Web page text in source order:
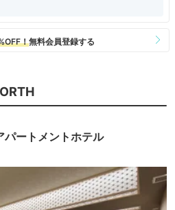
パートメントホテル